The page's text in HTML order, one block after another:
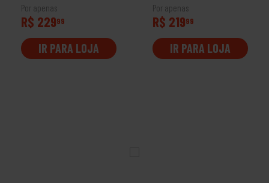
Por apenas
R$ 22999
IR PARA LOJA
Por apenas
R$ 21999
IR PARA LOJA